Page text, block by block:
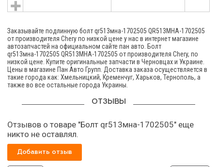
Заказывайте подлинную болт qr513мна-1702505 QR513MHA-1702505
от производителя Chery по низкой цене у нас в интернет магазине
автозапчастей на официальном сайте пан авто. Болт
qr513мна-1702505 QR513MHA-1702505 от производителя Chery, по
низкой цене. Купите оригинальные запчасти в Черновцах и Украине.
Цены в магазине Пан Авто Групп. Доставка заказа осуществляется в
такие города как: Хмельницкий, Кременчуг, Харьков, Тернополь, а
также во все остальные города Украины.
ОТЗЫВЫ
Отзывов о товаре "Болт qr513мна-1702505" еще
никто не оставлял.
Добавить отзыв